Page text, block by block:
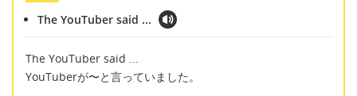
The YouTuber said ...
The YouTuber said ...
YouTuberが〜と言っていました。